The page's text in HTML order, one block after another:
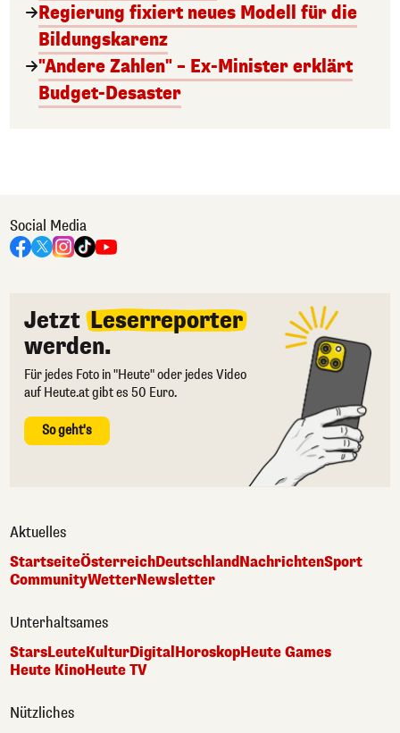
Regierung fixiert neues Modell für die
Bildungskarenz
"Andere Zahlen" – Ex-Minister erklärt
Budget-Desaster
Social Media
Jetzt Leserreporter
werden.
Für jedes Foto in "Heute" oder jedes Video
auf Heute.at gibt es 50 Euro.
So geht's
Aktuelles
StartseiteÖsterreichDeutschlandNachrichtenSport
CommunityWetterNewsletter
Unterhaltsames
StarsLeuteKulturDigital HoroskopHeute Games
Heute KinoHeute TV
Nützliches